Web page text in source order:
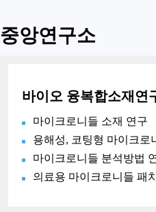
중앙연구소
바이오 융복합소재연
마이크로니들 소재 연구
용해성, 코팅형 마이크로
마이크로니들 분석방법
의료용 마이크로니들 패